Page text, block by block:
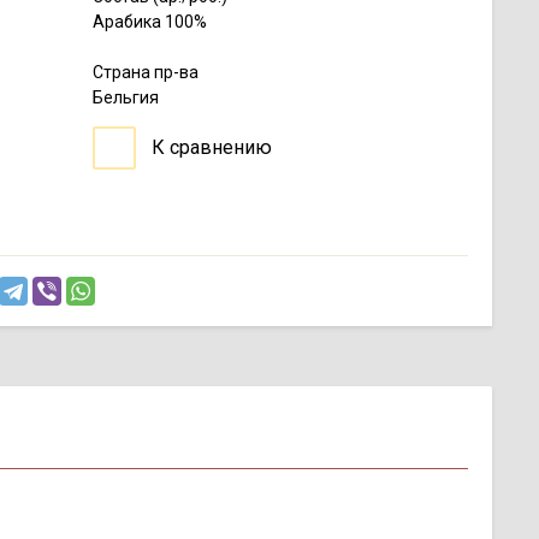
Арабика 100%
Страна пр-ва
Бельгия
К сравнению